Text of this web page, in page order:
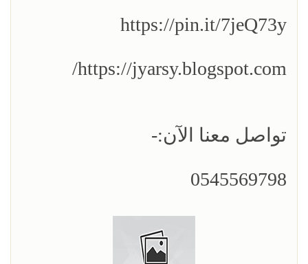
https://pin.it/7jeQ73y
https://jyarsy.blogspot.com/
تواصل معنا الآن:-
0545569798